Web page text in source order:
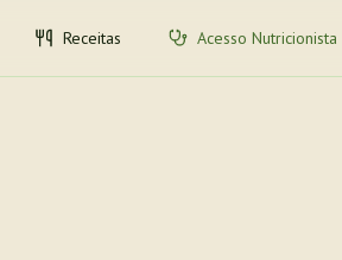
Receitas Acesso Nutricionista